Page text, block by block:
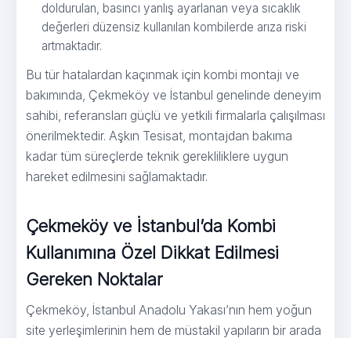
doldurulan, basıncı yanlış ayarlanan veya sıcaklık
değerleri düzensiz kullanılan kombilerde arıza riski
artmaktadır.
Bu tür hatalardan kaçınmak için kombi montajı ve
bakımında, Çekmeköy ve İstanbul genelinde deneyim
sahibi, referansları güçlü ve yetkili firmalarla çalışılması
önerilmektedir. Aşkın Tesisat, montajdan bakıma
kadar tüm süreçlerde teknik gerekliliklere uygun
hareket edilmesini sağlamaktadır.
Çekmeköy ve İstanbul’da Kombi
Kullanımına Özel Dikkat Edilmesi
Gereken Noktalar
Çekmeköy, İstanbul Anadolu Yakası’nın hem yoğun
site yerleşimlerinin hem de müstakil yapıların bir arada